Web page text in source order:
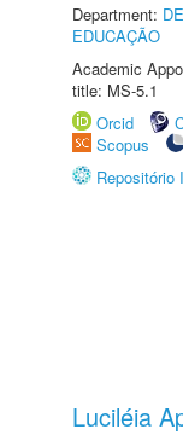
Department:
EDUCAÇÃO
Academic
title: MS-5.1
Orcid
Scopus
Repositório
Luciléia